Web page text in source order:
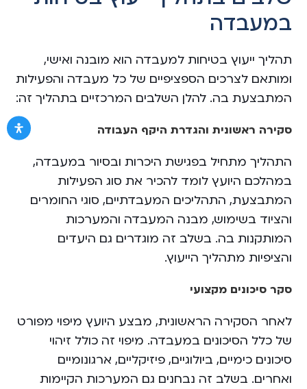
במעבדה
תהליך ייעוץ בטיחות למעבדה הוא מובנה ואישי,
ומותאם לצרכים הספציפיים של כל מעבדה והפעילות
המתבצעת בה. להלן השלבים המרכזיים בתהליך זה:
סקירה ראשונית והגדרת היקף העבודה
התהליך מתחיל בפגישת היכרות ובסיור במעבדה,
במהלכם היועץ לומד להכיר את סוג הפעילות
המתבצעת, התהליכים המעבדתיים, סוגי החומרים
והציוד בשימוש, מבנה המעבדה והמערכות
המותקנות בה. בשלב זה מוגדרים גם היעדים
והציפיות מתהליך הייעוץ.
סקר סיכונים מקצועי
לאחר הסקירה הראשונית, מבצע היועץ מיפוי מפורט
של כלל הסיכונים במעבדה. מיפוי זה כולל זיהוי
סיכונים כימיים, ביולוגיים, פיזיקליים, ארגונומיים
ואחרים. בשלב זה נבחנים גם המערכות הקיימות